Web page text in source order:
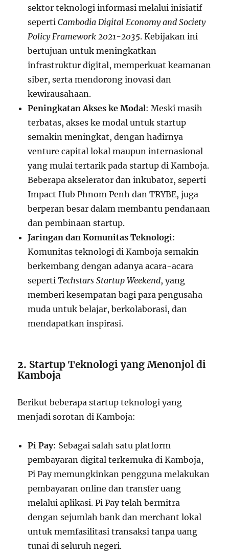
sektor teknologi informasi melalui inisiatif
sepertiCambodia Digital Economy and Society
Policy Framework 2021-2035. Kebijakan ini
bertujuan untuk meningkatkan
infrastruktur digital, memperkuat keamanan
siber, serta mendorong inovasi dan
kewirausahaan.
Peningkatan Akses ke Modal: Meski masih
terbatas, akses ke modal untuk startup
semakin meningkat, dengan hadirnya
venture capital lokal maupun internasional
yang mulai tertarik pada startup di Kamboja.
Beberapa akselerator dan inkubator, seperti
Impact Hub Phnom Penh dan TRYBE, juga
berperan besar dalam membantu pendanaan
dan pembinaan startup.
Jaringan dan Komunitas Teknologi:
Komunitas teknologi di Kamboja semakin
berkembang dengan adanya acara-acara
sepertiTechstars Startup Weekend, yang
memberi kesempatan bagi para pengusaha
muda untuk belajar, berkolaborasi, dan
mendapatkan inspirasi.
2. Startup Teknologi yang Menonjol di
Kamboja
Berikut beberapa startup teknologi yang
menjadi sorotan di Kamboja:
Pi Pay: Sebagai salah satu platform
pembayaran digital terkemuka di Kamboja,
Pi Pay memungkinkan pengguna melakukan
pembayaran online dan transfer uang
melalui aplikasi. Pi Pay telah bermitra
dengan sejumlah bank dan merchant lokal
untuk memfasilitasi transaksi tanpa uang
tunai di seluruh negeri.